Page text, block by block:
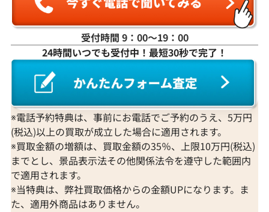
受付時間 9：00〜19：00
24時間いつでも受付中！最短30秒で完了！
※電話予約特典は、事前にお電話でご予約のうえ、5万円
(税込)以上の買取が成立した場合に適用されます。
※買取金額の増額は、買取金額の35％、上限10万円(税込)
までとし、景品表示法その他関係法令を遵守した範囲内
で適用されます。
※当特典は、弊社買取価格からの金額UPになります。ま
た、適用外商品はありません。